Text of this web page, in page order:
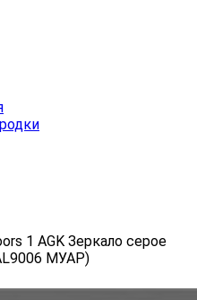
1 AGK Зеркало серое
МУАР)